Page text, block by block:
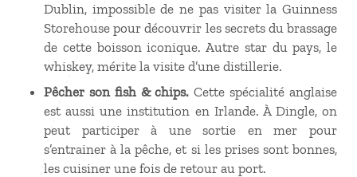
Dublin, impossible de ne pas visiter la Guinness
Storehouse pour découvrir les secrets du brassage
de cette boisson iconique. Autre star du pays, le
whiskey, mérite la visite d’une distillerie.
Pêcher son fish & chips. Cette spécialité anglaise
est aussi une institution en Irlande. À Dingle, on
peut participer à une sortie en mer pour
s’entrainer à la pêche, et si les prises sont bonnes,
les cuisiner une fois de retour au port.